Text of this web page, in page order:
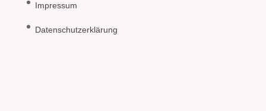
Impressum
Datenschutzerklärung